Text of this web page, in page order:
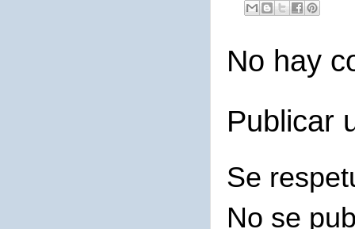
No hay
Publicar
Se
No se